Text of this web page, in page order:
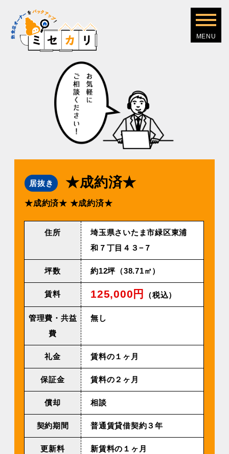
居抜き ★成約済★
★成約済★ ★成約済★
住所
埼玉県さいたま市緑区東浦
和７丁目４３−７
坪数 約12坪（38.71㎡）
賃料 125,000円 （税込）
管理費・共益
費
無し
礼金 賃料の１ヶ月
保証金 賃料の２ヶ月
償却 相談
契約期間 普通賃貸借契約３年
更新料 新賃料の１ヶ月